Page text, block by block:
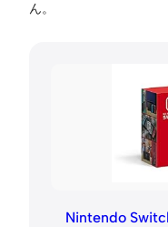
ん。
Nintendo